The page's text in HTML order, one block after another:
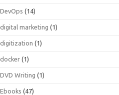
DevOps (14)
digital marketing (1)
digitization (1)
docker (1)
DVD Writing (1)
Ebooks (47)